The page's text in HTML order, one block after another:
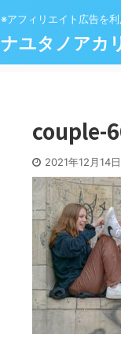
※アフィリエイト広告を
ナユタノアカ
couple-
2021年12月14日